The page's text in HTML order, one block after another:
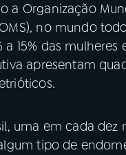
X
a Organização
no mundo
a 15% das mulheres
apresentam
uma em cada dez
tipo de